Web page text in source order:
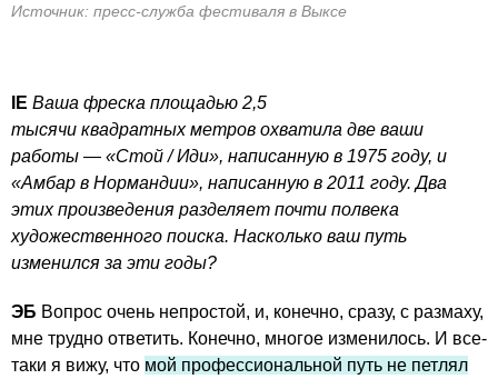
Источник: пресс-служба фестиваля в Выксе
IE Ваша фреска площадью 2,5
тысячи квадратных метров охватила две ваши
работы — «Стой / Иди», написанную в 1975 году, и
«Амбар в Нормандии», написанную в 2011 году. Два
этих произведения разделяет почти полвека
художественного поиска. Насколько ваш путь
изменился за эти годы?
ЭБ Вопрос очень непростой, и, конечно, сразу, с размаху,
мне трудно ответить. Конечно, многое изменилось. И все-
таки я вижу, что мой профессиональной путь не петлял